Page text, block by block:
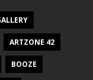
ARTZONE 42
BOOZE